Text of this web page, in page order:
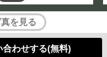
を見る
わせする(無料)